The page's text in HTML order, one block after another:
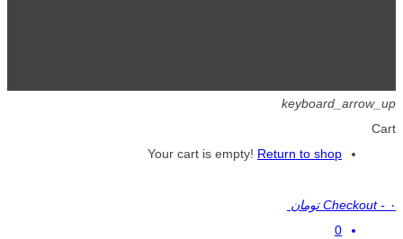
keyboard_arrow_up
Cart
Your cart is empty! Return to shop
Checkout - ۰ تومان
0